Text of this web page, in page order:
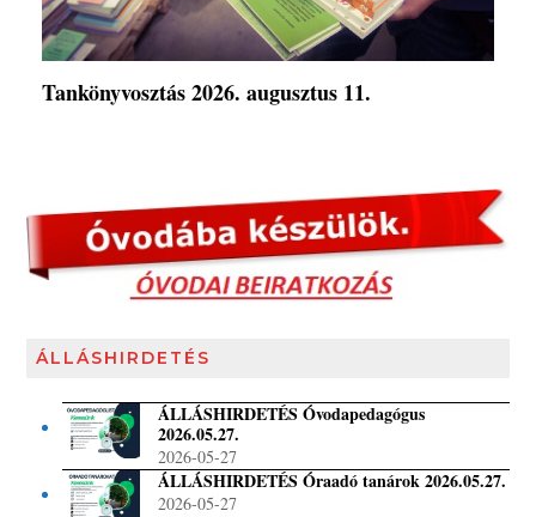
Tankönyvosztás 2026. augusztus 11.
ÁLLÁSHIRDETÉS
ÁLLÁSHIRDETÉS Óvodapedagógus
2026.05.27.
2026-05-27
ÁLLÁSHIRDETÉS Óraadó tanárok 2026.05.27.
2026-05-27